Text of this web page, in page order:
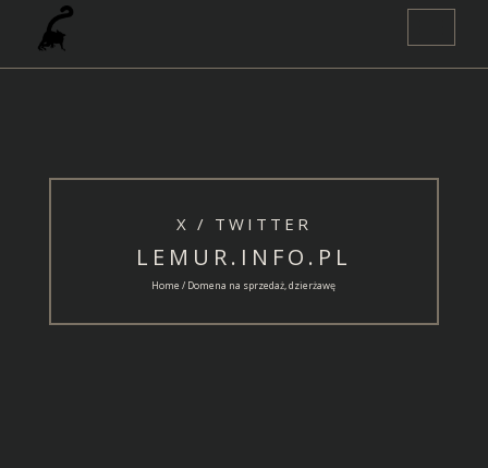
Toggle
X / TWITTER
LEMUR.INFO.PL
Home / Domena na sprzedaż, dzierżawę